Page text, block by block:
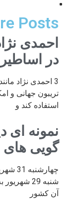
Posts
احمدی
در
3 احمدی نژاد
تریبون جهانی و
استفاده کند و
نمونه ای
گویی های
شنبه 29
آن کشور